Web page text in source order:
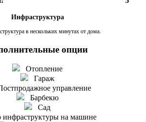
Инфраструктура
в нескольких минутах от дома.
опции
Отопление
Гараж
управление
Барбекю
Сад
на машине